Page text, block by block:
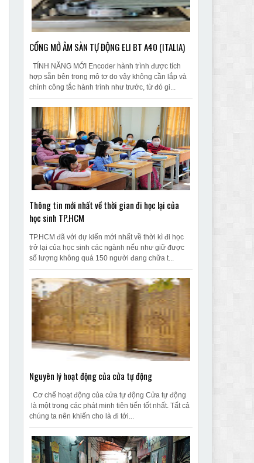
CỔNG MỞ ÂM SÀN TỰ ĐỘNG ELI BT A40 (ITALIA)
TÍNH NĂNG MỚI Encoder hành trình được tích
hợp sẵn bên trong mô tơ do vậy không cần lắp và
chỉnh công tắc hành trình như trước, từ đó gi...
Thông tin mới nhất về thời gian đi học lại của
học sinh TP.HCM
TP.HCM đã với dự kiến mới nhất về thời kì đi học
trở lại của học sinh các ngành nếu như giữ được
số lượng không quá 150 người đang chữa t...
Nguyên lý hoạt động của cửa tự động
Cơ chế hoạt động của cửa tự động Cửa tự động
là một trong các phát minh tiên tiến tốt nhất. Tất cả
chúng ta nên khiến cho là đi tới...